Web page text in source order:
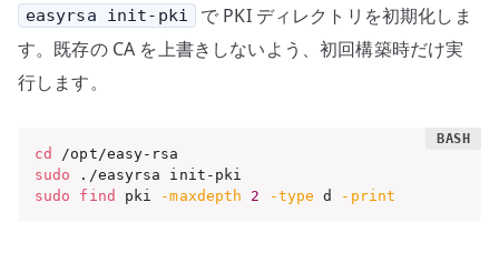
easyrsa init-pki
で PKI ディレクトリを初期化しま
す。既存の CA を上書きしないよう、初回構築時だけ実
行します。
cd
sudo
sudo
find pki -maxdepth 2 -type d -print